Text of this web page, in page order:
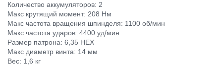
Количество аккумуляторов: 2
Макс крутящий момент: 208 Нм
Макс частота вращения шпинделя: 1100 об/мин
Макс частота ударов: 4400 уд/мин
Размер патрона: 6,35 HEX
Макс диаметр винта: 14 мм
Вес: 1,6 кг